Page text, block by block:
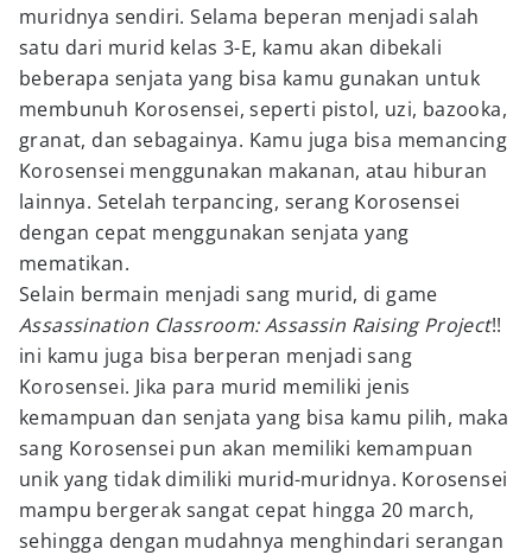
muridnya sendiri. Selama beperan menjadi salah
satu dari murid kelas 3-E, kamu akan dibekali
beberapa senjata yang bisa kamu gunakan untuk
membunuh Korosensei, seperti pistol, uzi, bazooka,
granat, dan sebagainya. Kamu juga bisa memancing
Korosensei menggunakan makanan, atau hiburan
lainnya. Setelah terpancing, serang Korosensei
dengan cepat menggunakan senjata yang
mematikan.
Selain bermain menjadi sang murid, di game
Assassination Classroom: Assassin Raising Project!!
ini kamu juga bisa berperan menjadi sang
Korosensei. Jika para murid memiliki jenis
kemampuan dan senjata yang bisa kamu pilih, maka
sang Korosensei pun akan memiliki kemampuan
unik yang tidak dimiliki murid-muridnya. Korosensei
mampu bergerak sangat cepat hingga 20 march,
sehingga dengan mudahnya menghindari serangan